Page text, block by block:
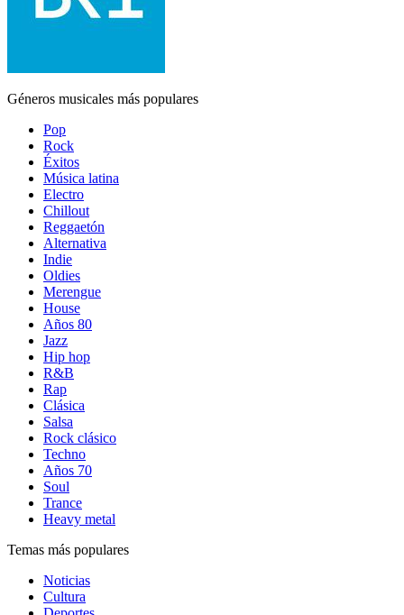
Géneros musicales más populares
Pop
Rock
Éxitos
Música latina
Electro
Chillout
Reggaetón
Alternativa
Indie
Oldies
Merengue
House
Años 80
Jazz
Hip hop
R&B
Rap
Clásica
Salsa
Rock clásico
Techno
Años 70
Soul
Trance
Heavy metal
Temas más populares
Noticias
Cultura